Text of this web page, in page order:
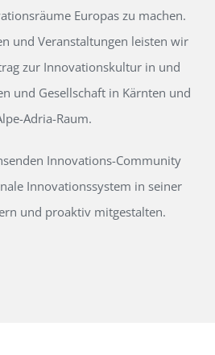
Europas zu machen.
und Veranstaltungen leisten wir
zur Innovationskultur in und
und Gesellschaft in Kärnten und
Adria-Raum.
Innovations-Community
Innovationssystem in seiner
und proaktiv mitgestalten.